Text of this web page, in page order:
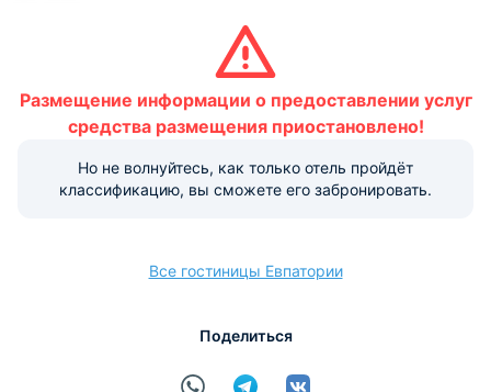
Обратите внимание, что информация на странице может
быть предоставлена объектом размещения не в полной
мере. За подробной информацией об услугах и удобствах
рекомендуем обратиться в отель. Прямые контакты
Условия и правила проживания:
Размещение информации о предоставлении услуг
средства размещения приостановлено!
Но не волнуйтесь, как только отель пройдёт
классификацию, вы сможете его забронировать.
Все гостиницы Евпатории
Поделиться